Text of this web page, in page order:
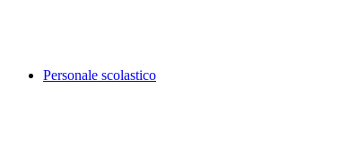
Personale scolastico